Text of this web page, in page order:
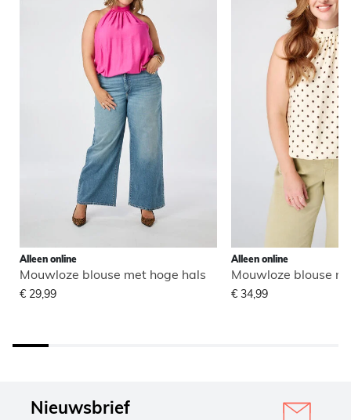
Alleen online
Mouwloze blouse met hoge hals
€ 29,99
Alleen online
Mouwloze blouse
€ 34,99
Nieuwsbrief